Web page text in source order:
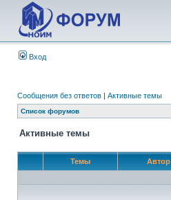
Вход
Сообщения без ответов | Активные темы
Список форумов
Активные темы
Темы Автор